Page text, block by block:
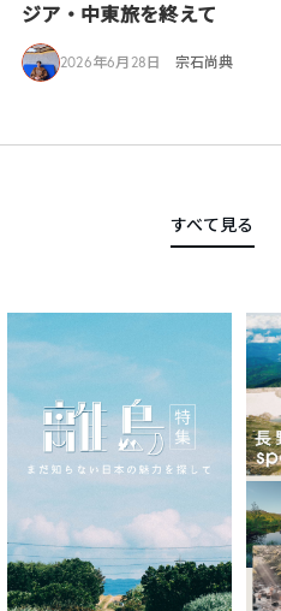
ジア・中東旅を終えて
2026年6月28日 宗石尚典
すべて見る